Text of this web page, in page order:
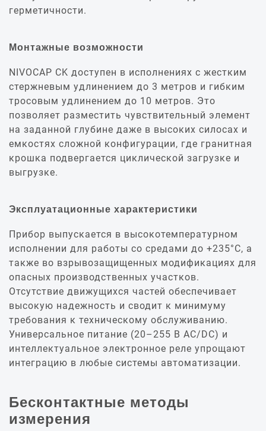
герметичности.
Монтажные возможности
NIVOCAP CK доступен в исполнениях с жестким
стержневым удлинением до 3 метров и гибким
тросовым удлинением до 10 метров. Это
позволяет разместить чувствительный элемент
на заданной глубине даже в высоких силосах и
емкостях сложной конфигурации, где гранитная
крошка подвергается циклической загрузке и
выгрузке.
Эксплуатационные характеристики
Прибор выпускается в высокотемпературном
исполнении для работы со средами до +235°C, а
также во взрывозащищенных модификациях для
опасных производственных участков.
Отсутствие движущихся частей обеспечивает
высокую надежность и сводит к минимуму
требования к техническому обслуживанию.
Универсальное питание (20–255 В AC/DC) и
интеллектуальное электронное реле упрощают
интеграцию в любые системы автоматизации.
Бесконтактные методы
измерения